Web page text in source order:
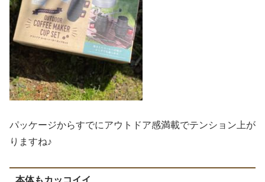
パッケージからすでにアウトドア感満載でテンション上が
りますね♪
本体もカッコイイ